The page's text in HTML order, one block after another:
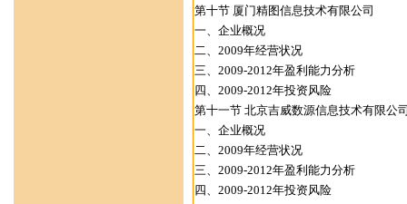
第十节 厦门精图信息技术有限公司
一、企业概况
二、2009年经营状况
三、2009-2012年盈利能力分析
四、2009-2012年投资风险
第十一节 北京吉威数源信息技术有限公
一、企业概况
二、2009年经营状况
三、2009-2012年盈利能力分析
四、2009-2012年投资风险